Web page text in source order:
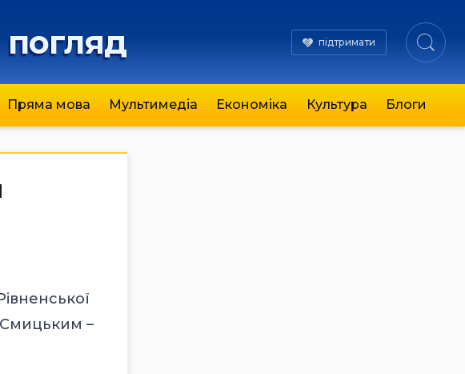
підтримати
Пряма мова Мультимедіа Економіка Культура Блоги
Смицьким –